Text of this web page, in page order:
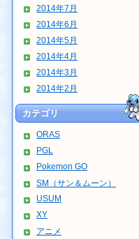
2014年7月
2014年6月
2014年5月
2014年4月
2014年3月
2014年2月
カテゴリ
ORAS
PGL
Pokemon GO
SM（サン＆ムーン）
USUM
XY
アニメ